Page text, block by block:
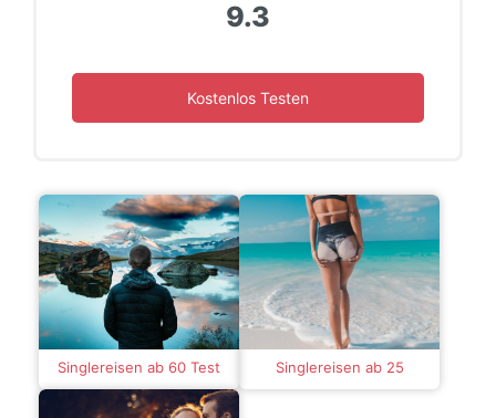
9.3
Kostenlos Testen
Singlereisen ab 60 Test Singlereisen ab 25